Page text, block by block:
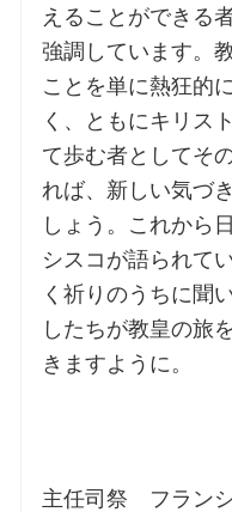
えることができる
強調しています。
ことを単に熱狂的
く、ともにキリス
て歩む者としてそ
れば、新しい気づ
しょう。これから
シスコが語られて
く祈りのうちに聞
したちが教皇の旅
きますように。
主任司祭 フラン